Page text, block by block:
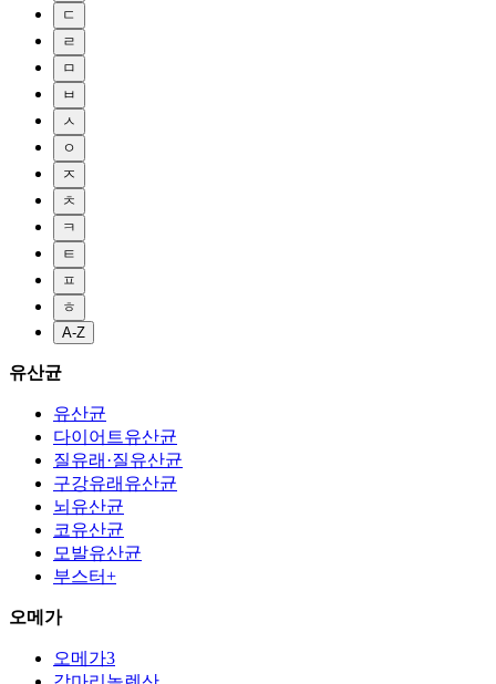
ㄷ
ㄹ
ㅁ
ㅂ
ㅅ
ㅇ
ㅈ
ㅊ
ㅋ
ㅌ
ㅍ
ㅎ
A-Z
유산균
유산균
다이어트유산균
질유래·질유산균
구강유래유산균
뇌유산균
코유산균
모발유산균
부스터+
오메가
오메가3